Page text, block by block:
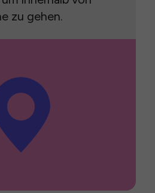
zu gehen.